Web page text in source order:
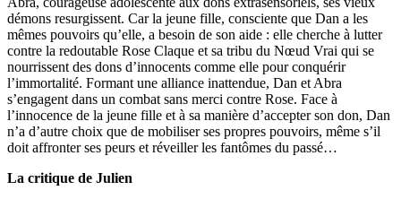
démons resurgissent. Car la jeune fille, consciente que Dan a les
mêmes pouvoirs qu’elle, a besoin de son aide : elle cherche à lutter
contre la redoutable Rose Claque et sa tribu du Nœud Vrai qui se
nourrissent des dons d’innocents comme elle pour conquérir
l’immortalité. Formant une alliance inattendue, Dan et Abra
s’engagent dans un combat sans merci contre Rose. Face à
l’innocence de la jeune fille et à sa manière d’accepter son don, Dan
n’a d’autre choix que de mobiliser ses propres pouvoirs, même s’il
doit affronter ses peurs et réveiller les fantômes du passé…
La critique de Julien